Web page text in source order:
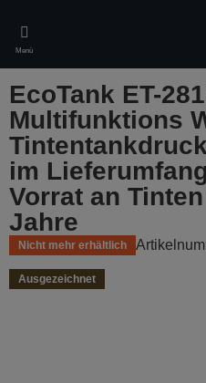
main
content
Menü
EcoTank ET-
Multifunktions
im
Vorrat an
Jahre
Nicht mehr erhältlich
Ausgezeichnet